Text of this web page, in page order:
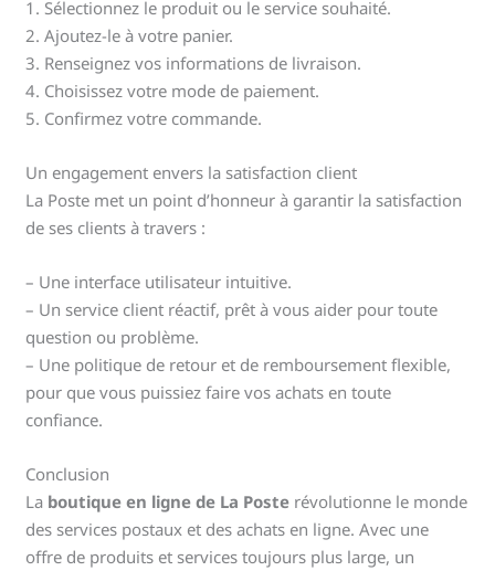
1. Sélectionnez le produit ou le service souhaité.
2. Ajoutez-le à votre panier.
3. Renseignez vos informations de livraison.
4. Choisissez votre mode de paiement.
5. Confirmez votre commande.
Un engagement envers la satisfaction client
La Poste met un point d’honneur à garantir la satisfaction
de ses clients à travers :
– Une interface utilisateur intuitive.
– Un service client réactif, prêt à vous aider pour toute
question ou problème.
– Une politique de retour et de remboursement flexible,
pour que vous puissiez faire vos achats en toute
confiance.
Conclusion
La boutique en ligne de La Poste révolutionne le monde
des services postaux et des achats en ligne. Avec une
offre de produits et services toujours plus large, un